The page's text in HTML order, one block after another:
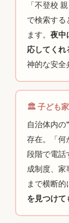
「不登校
で検索する
ます。 夜中
応してくれ
神的な安全
🏛 子ども家
自治体内の
存在。「何
段階で電話
成制度、家
まで横断的
を見つけて